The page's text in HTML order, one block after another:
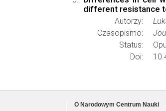
different resistance
Autorzy:
Czasopismo:
Status:
Doi:
O Narodowym Centrum Nauki